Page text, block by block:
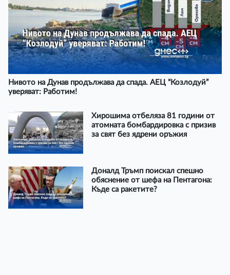
Нивото на Дунав продължава да спада. АЕЦ “Козлодуй”
уверяват: Работим!
Хирошима отбеляза 81 години от
атомната бомбардировка с призив
за свят без ядрени оръжия
Доналд Тръмп поискал спешно
обяснение от шефа на Пентагона:
Къде са ракетите?